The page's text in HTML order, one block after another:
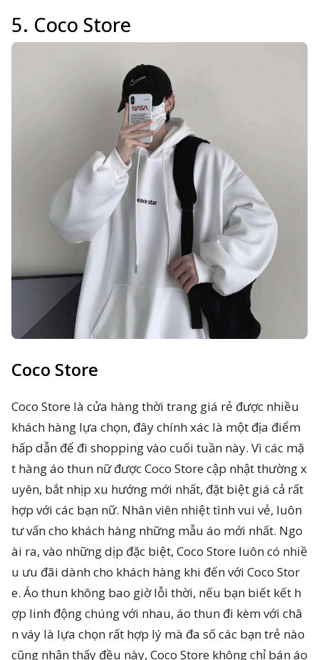
5. Coco Store
Coco Store
Coco Store là cửa hàng thời trang giá rẻ được nhiều
khách hàng lựa chọn, đây chính xác là một địa điểm
hấp dẫn để đi shopping vào cuối tuần này. Vì các mặ
t hàng áo thun nữ được Coco Store cập nhật thường x
uyên, bắt nhịp xu hướng mới nhất, đặt biệt giá cả rất
hợp với các bạn nữ. Nhân viên nhiệt tình vui vẻ, luôn
tư vấn cho khách hàng những mẫu áo mới nhất. Ngo
ài ra, vào những dịp đặc biệt, Coco Store luôn có nhiề
u ưu đãi dành cho khách hàng khi đến với Coco Stor
e. Áo thun không bao giờ lỗi thời, nếu bạn biết kết h
ợp linh động chúng với nhau, áo thun đi kèm với châ
n váy là lựa chọn rất hợp lý mà đa số các bạn trẻ nào
cũng nhận thấy đều này, Coco Store không chỉ bán áo